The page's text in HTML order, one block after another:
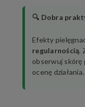
🔍 Dobra
Efekty
regularnością.
obserwuj skórę
ocenę działania.